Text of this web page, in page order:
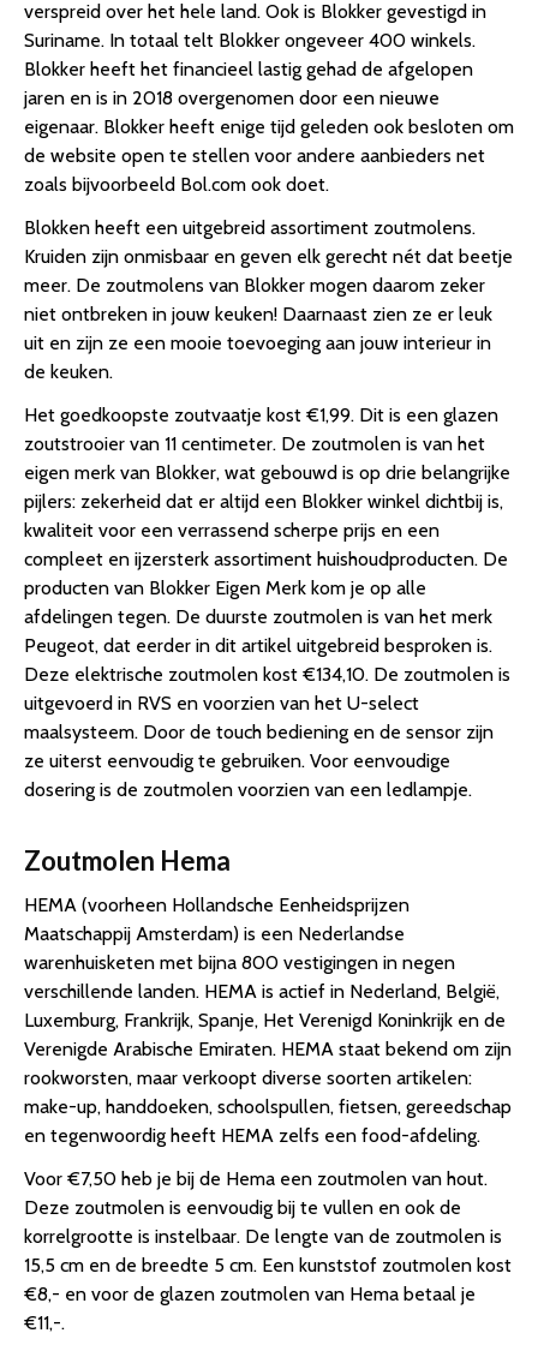
verspreid over het hele land. Ook is Blokker gevestigd in
Suriname. In totaal telt Blokker ongeveer 400 winkels.
Blokker heeft het financieel lastig gehad de afgelopen
jaren en is in 2018 overgenomen door een nieuwe
eigenaar. Blokker heeft enige tijd geleden ook besloten om
de website open te stellen voor andere aanbieders net
zoals bijvoorbeeld Bol.com ook doet.
Blokken heeft een uitgebreid assortiment zoutmolens.
Kruiden zijn onmisbaar en geven elk gerecht nét dat beetje
meer. De zoutmolens van Blokker mogen daarom zeker
niet ontbreken in jouw keuken! Daarnaast zien ze er leuk
uit en zijn ze een mooie toevoeging aan jouw interieur in
de keuken.
Het goedkoopste zoutvaatje kost €1,99. Dit is een glazen
zoutstrooier van 11 centimeter. De zoutmolen is van het
eigen merk van Blokker, wat gebouwd is op drie belangrijke
pijlers: zekerheid dat er altijd een Blokker winkel dichtbij is,
kwaliteit voor een verrassend scherpe prijs en een
compleet en ijzersterk assortiment huishoudproducten. De
producten van Blokker Eigen Merk kom je op alle
afdelingen tegen. De duurste zoutmolen is van het merk
Peugeot, dat eerder in dit artikel uitgebreid besproken is.
Deze elektrische zoutmolen kost €134,10. De zoutmolen is
uitgevoerd in RVS en voorzien van het U-select
maalsysteem. Door de touch bediening en de sensor zijn
ze uiterst eenvoudig te gebruiken. Voor eenvoudige
dosering is de zoutmolen voorzien van een ledlampje.
Zoutmolen Hema
HEMA (voorheen Hollandsche Eenheidsprijzen
Maatschappij Amsterdam) is een Nederlandse
warenhuisketen met bijna 800 vestigingen in negen
verschillende landen. HEMA is actief in Nederland, België,
Luxemburg, Frankrijk, Spanje, Het Verenigd Koninkrijk en de
Verenigde Arabische Emiraten. HEMA staat bekend om zijn
rookworsten, maar verkoopt diverse soorten artikelen:
make-up, handdoeken, schoolspullen, fietsen, gereedschap
en tegenwoordig heeft HEMA zelfs een food-afdeling.
Voor €7,50 heb je bij de Hema een zoutmolen van hout.
Deze zoutmolen is eenvoudig bij te vullen en ook de
korrelgrootte is instelbaar. De lengte van de zoutmolen is
15,5 cm en de breedte 5 cm. Een kunststof zoutmolen kost
€8,- en voor de glazen zoutmolen van Hema betaal je
€11,-.